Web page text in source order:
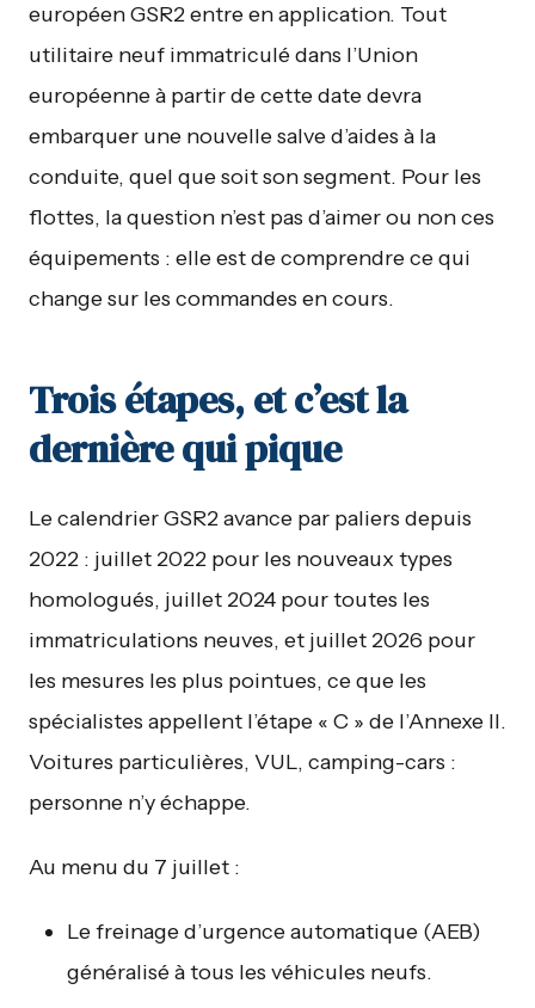
européen GSR2 entre en application. Tout
utilitaire neuf immatriculé dans l’Union
européenne à partir de cette date devra
embarquer une nouvelle salve d’aides à la
conduite, quel que soit son segment. Pour les
flottes, la question n’est pas d’aimer ou non ces
équipements : elle est de comprendre ce qui
change sur les commandes en cours.
Trois étapes, et c’est la
dernière qui pique
Le calendrier GSR2 avance par paliers depuis
2022 : juillet 2022 pour les nouveaux types
homologués, juillet 2024 pour toutes les
immatriculations neuves, et juillet 2026 pour
les mesures les plus pointues, ce que les
spécialistes appellent l’étape « C » de l’Annexe II.
Voitures particulières, VUL, camping-cars :
personne n’y échappe.
Au menu du 7 juillet :
Le freinage d’urgence automatique (AEB)
généralisé à tous les véhicules neufs.